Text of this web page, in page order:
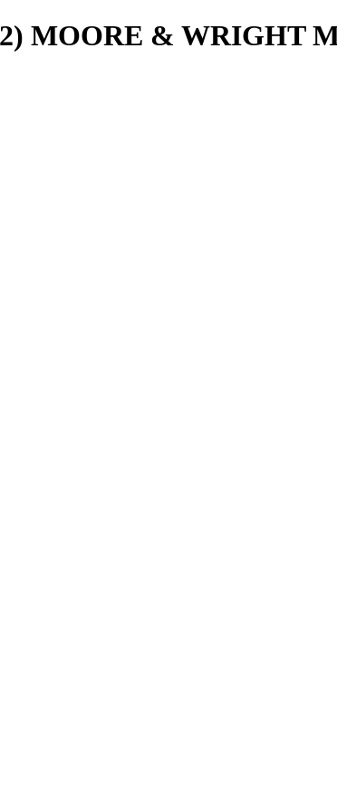
MOORE & WRIGHT